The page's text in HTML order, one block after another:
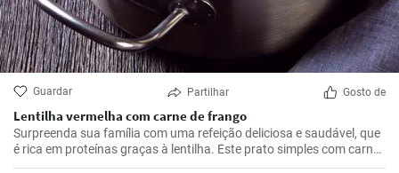
Guardar Partilhar Gosto de
Lentilha vermelha com carne de frango
Surpreenda sua família com uma refeição deliciosa e saudável, que
é rica em proteínas graças à lentilha. Este prato simples com carne
de frango, batatas e tomates é a solução ideal para qualquer